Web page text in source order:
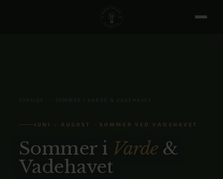
FORSIDE SOMMER I VARDE & VADEHAVET
JUNI – AUGUST · SOMMER VED VADEHAVET
Sommer i Varde&
Vadehavet